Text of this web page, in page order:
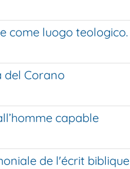
come luogo teologico.
del Corano
capable
de l'écrit biblique